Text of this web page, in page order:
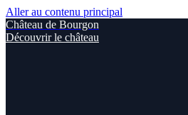
Aller au contenu principal
Château de Bourgon
Découvrir le château